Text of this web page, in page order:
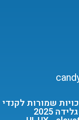
שמורות לקנדי
גלידה 2025